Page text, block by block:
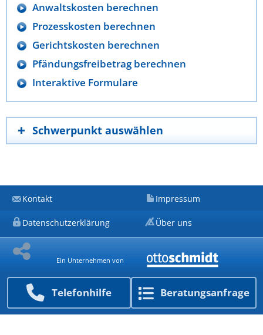
Telefon­hilfe Beratungs­anfrage
Anwaltskosten berechnen
Prozesskosten berechnen
Gerichtskosten berechnen
Pfändungsfreibetrag berechnen
Interaktive Formulare
Schwerpunkt auswählen
Kontakt Impressum
Datenschutzerklärung Über uns
Ein Unternehmen von